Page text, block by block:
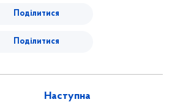
Поділитися
Поділитися
Наступна